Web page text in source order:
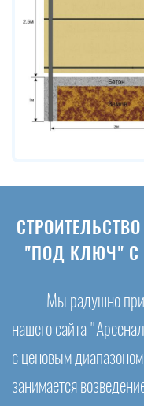
"ПОД КЛЮЧ" С
Мы радушно
нашего сайта
с ценовым
занимается